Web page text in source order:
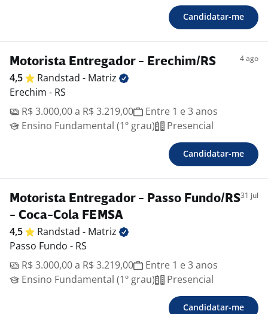
Candidatar-me
Motorista Entregador - Erechim/RS 4 ago
4,5 Randstad - Matriz
Erechim - RS
R$ 3.000,00 a R$ 3.219,00
Entre 1 e 3 anos
Ensino Fundamental (1º grau)
Presencial
Candidatar-me
Motorista Entregador - Passo Fundo/RS
- Coca-Cola FEMSA
31 jul
4,5 Randstad - Matriz
Passo Fundo - RS
R$ 3.000,00 a R$ 3.219,00
Entre 1 e 3 anos
Ensino Fundamental (1º grau)
Presencial
Candidatar-me